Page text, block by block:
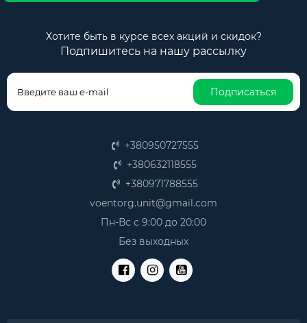
Хотите быть в курсе всех акций и скидок?
Подпишитесь на нашу рассылку
Подписаться
+380950727555
+380632118555
+380971788555
voentorg.unit@gmail.com
Пн-Вс с 9:00 до 20:00
Без выходных